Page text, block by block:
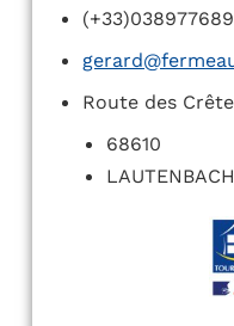
Route des
68610
LAUTENBACH